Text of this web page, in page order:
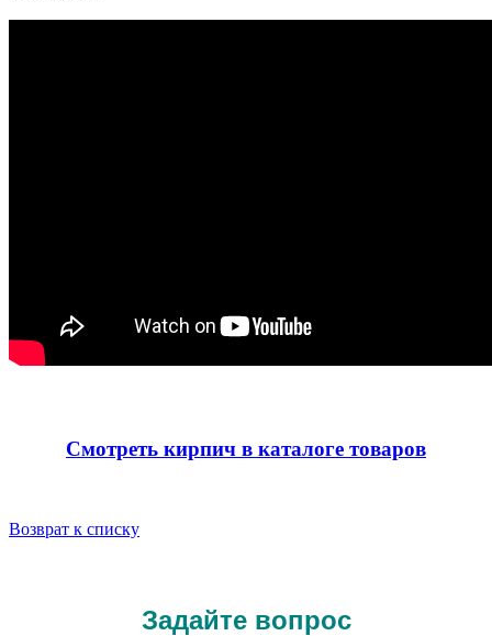
Смотреть кирпич в каталоге товаров
Возврат к списку
Задайте вопрос